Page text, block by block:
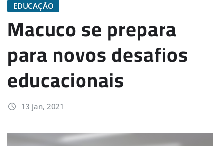
EDUCAÇÃO
Macuco se prepara
para novos desafios
educacionais
13 jan, 2021